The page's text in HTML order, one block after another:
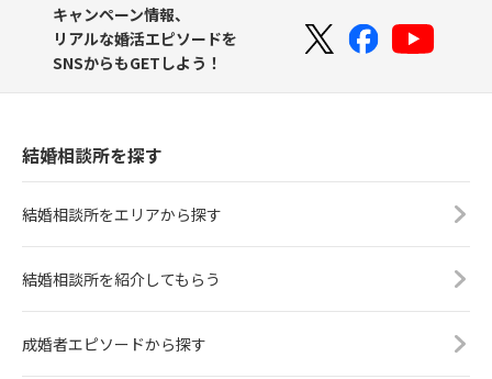
キャンペーン情報、
リアルな婚活エピソードを
SNSからもGETしよう！
結婚相談所を探す
結婚相談所をエリアから探す
結婚相談所を紹介してもらう
成婚者エピソードから探す